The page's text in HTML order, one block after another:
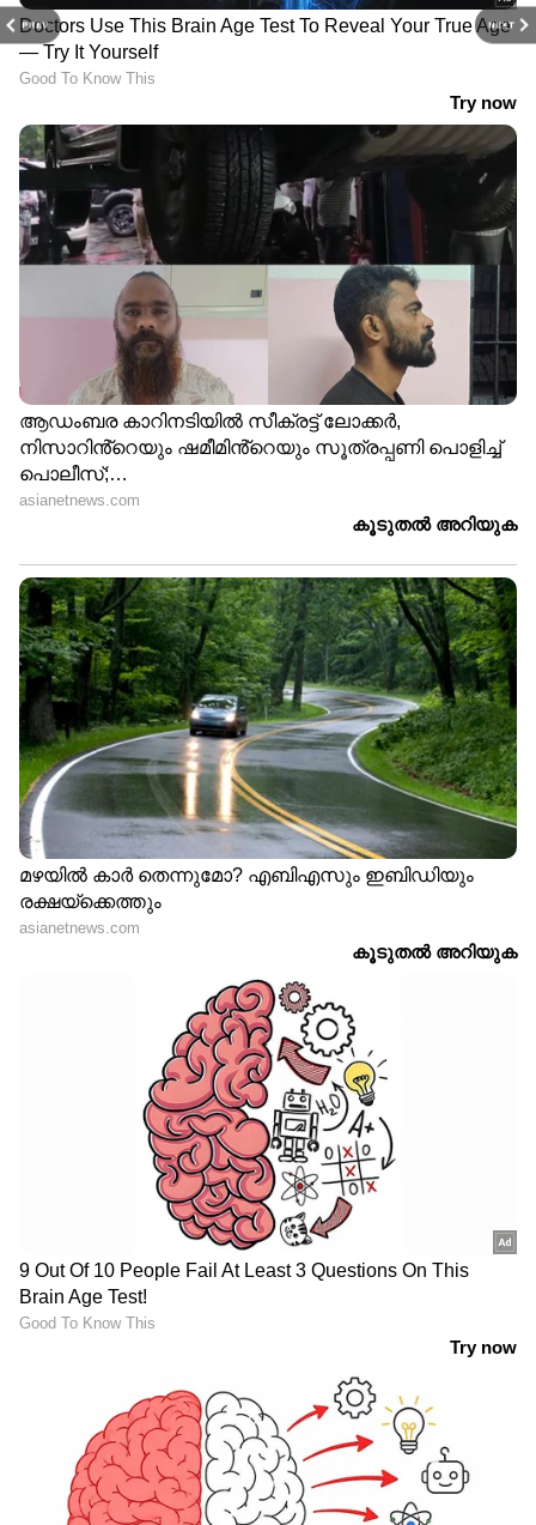
PREV NEXT